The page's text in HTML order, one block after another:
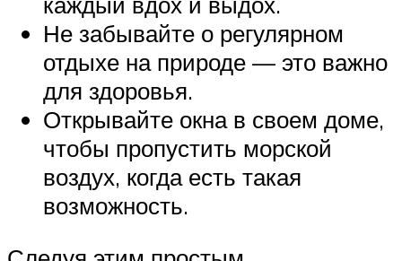
Не забывайте о регулярном
отдыхе на природе — это важно
для здоровья.
Открывайте окна в своем доме,
чтобы пропустить морской
воздух, когда есть такая
возможность.